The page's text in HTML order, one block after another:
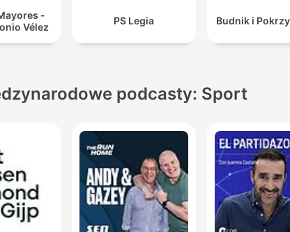
-
Vélez
PS Legia Budnik i
podcasty: Sport